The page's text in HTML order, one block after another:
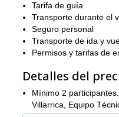
¿Te gustaría visitar la
estaascensión de día
Tarifa de guía
Transporte durante el
Seguro personal
Transporte de ida y
Permisos y tarifas de
Detalles del
Mínimo 2
Villarrica, Equipo